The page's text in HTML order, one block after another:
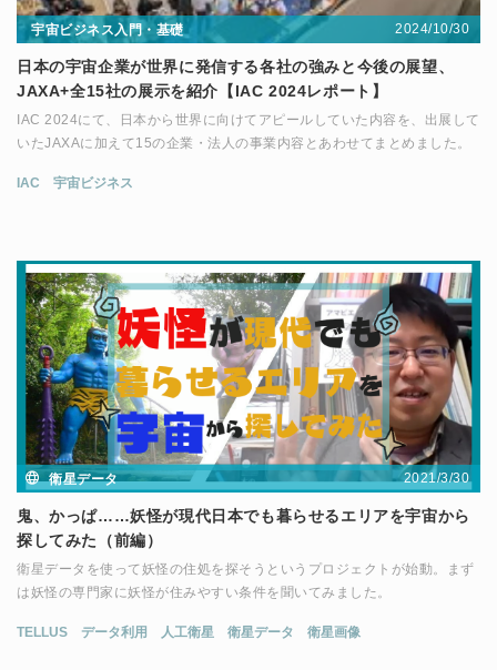
宇宙ビジネス入門・基礎 2024/10/30
日本の宇宙企業が世界に発信する各社の強みと今後の展望、
JAXA+全15社の展示を紹介【IAC 2024レポート】
IAC 2024にて、日本から世界に向けてアピールしていた内容を、出展して
いたJAXAに加えて15の企業・法人の事業内容とあわせてまとめました。
IAC 宇宙ビジネス
衛星データ 2021/3/30
鬼、かっぱ……妖怪が現代日本でも暮らせるエリアを宇宙から
探してみた（前編）
衛星データを使って妖怪の住処を探そうというプロジェクトが始動。まず
は妖怪の専門家に妖怪が住みやすい条件を聞いてみました。
TELLUS データ利用 人工衛星 衛星データ 衛星画像